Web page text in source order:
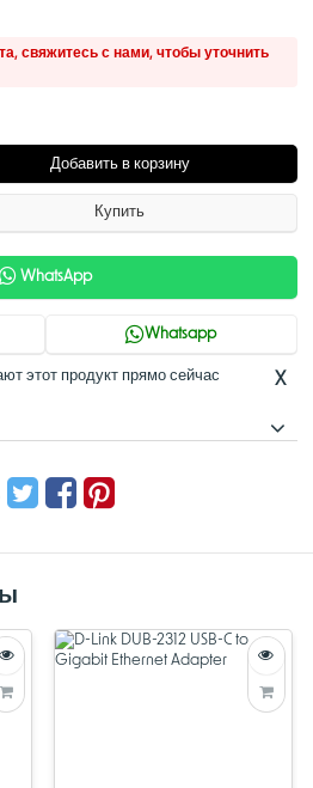
свяжитесь с нами, чтобы уточнить
Добавить в корзину
Купить
WhatsApp
Whatsapp
X
этот продукт прямо сейчас
Компактный размер устройства
Благодаря поддержке
обеспечивает скорость передачи
является обратно
USB 2.0.